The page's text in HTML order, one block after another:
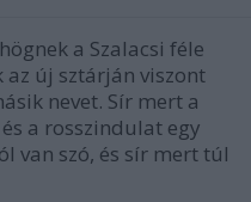
a Szalacsi féle
az új sztárján viszont
nevet. Sír mert a
a rosszindulat egy
van szó, és sír mert túl